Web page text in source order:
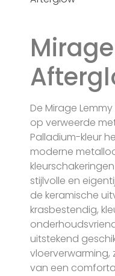
De Mirage
op verweerde
Palladium-kleur
moderne
stijlvolle en
de keramische
krasbestendig,
uitstekend
van een